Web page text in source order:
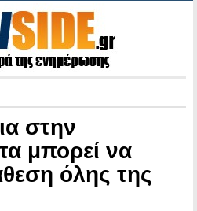
στην
μπορεί να
όλης της